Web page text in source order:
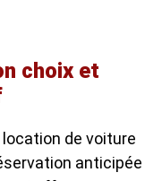
choix et
de voiture
anticipée